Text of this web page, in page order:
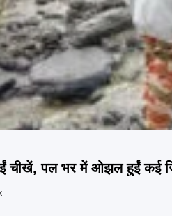
चीखें, पल भर में ओझल हुईं कई